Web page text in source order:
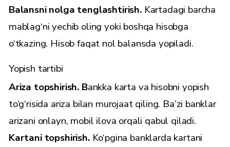
Balansni nolga tenglashtirish. Kartadagi barcha
mablag‘ni yechib oling yoki boshqa hisobga
o‘tkazing. Hisob faqat nol balansda yopiladi.
Yopish tartibi
Ariza topshirish. Bankka karta va hisobni yopish
to‘g‘risida ariza bilan murojaat qiling. Ba’zi banklar
arizani onlayn, mobil ilova orqali qabul qiladi.
Kartani topshirish. Ko‘pgina banklarda kartani